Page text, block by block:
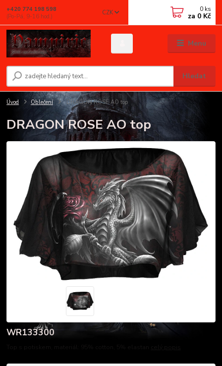
Menu
CZK
Hledat
+420 774 198 598
(Po-Pá, 9-16 hod.)
0 ks
za 0 Kč
Úvod Oblečení DRAGON ROSE AO top
DRAGON ROSE AO top
WR133300